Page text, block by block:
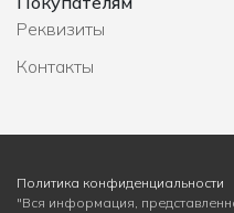
Реквизиты
Контакты
Политика конфиденциальности
"Вся информация,